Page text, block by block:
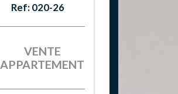
Ref: 020-26
VENTE
APPARTEMENT